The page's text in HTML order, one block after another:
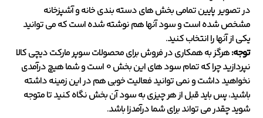
در تصویر پایین تمامی بخش های دسته بندی خانه و آشپزخانه
مشخص شده است و سود آنها هم نوشته شده است که می توانید
یکی از آنها را انتخاب کنید.
توجه:هرگز به همکاری در فروش برای محصولات سوپر مارکت دیچی کالا
نپردازید چرا که تمام سود های این بخش 0 است و شما هیچ درآمدی
نخواهید داشت و نمی توانید فعالیت خوبی هم در این زمینه داشته
باشید، پس باید قبل از هر چیزی به سود آن بخش نگاه کنید تا متوجه
شوید چقدر می تواند برای شما درآمدزا باشد.